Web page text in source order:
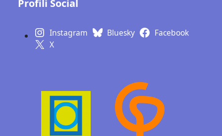
Profili Social
Instagram Bluesky
Facebook
X